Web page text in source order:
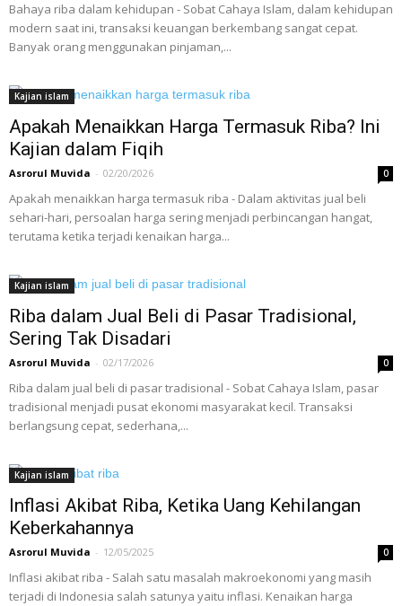
Bahaya riba dalam kehidupan - Sobat Cahaya Islam, dalam kehidupan
modern saat ini, transaksi keuangan berkembang sangat cepat.
Banyak orang menggunakan pinjaman,...
Kajian islam
Apakah Menaikkan Harga Termasuk Riba? Ini
Kajian dalam Fiqih
Asrorul Muvida - 02/20/2026 0
Apakah menaikkan harga termasuk riba - Dalam aktivitas jual beli
sehari-hari, persoalan harga sering menjadi perbincangan hangat,
terutama ketika terjadi kenaikan harga...
Kajian islam
Riba dalam Jual Beli di Pasar Tradisional,
Sering Tak Disadari
Asrorul Muvida - 02/17/2026 0
Riba dalam jual beli di pasar tradisional - Sobat Cahaya Islam, pasar
tradisional menjadi pusat ekonomi masyarakat kecil. Transaksi
berlangsung cepat, sederhana,...
Kajian islam
Inflasi Akibat Riba, Ketika Uang Kehilangan
Keberkahannya
Asrorul Muvida - 12/05/2025 0
Inflasi akibat riba - Salah satu masalah makroekonomi yang masih
terjadi di Indonesia salah satunya yaitu inflasi. Kenaikan harga